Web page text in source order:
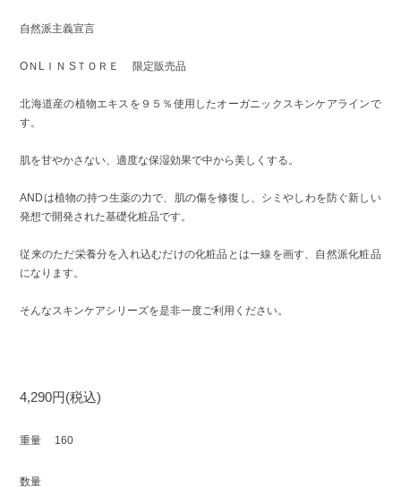
自然派主義宣言
OＮLＩＮ SＴＯＲＥ 限定販売品
北海道産の植物エキスを９５％使用したオーガニックスキンケアラインで
す。
肌を甘やかさない、適度な保湿効果で中から美しくする。
ANDは植物の持つ生薬の力で、肌の傷を修復し、シミやしわを防ぐ新しい
発想で開発された基礎化粧品です。
従来のただ栄養分を入れ込むだけの化粧品とは一線を画す、自然派化粧品
になります。
そんなスキンケアシリーズを是非一度ご利用ください。
4,290円(税込)
重量 160
数量